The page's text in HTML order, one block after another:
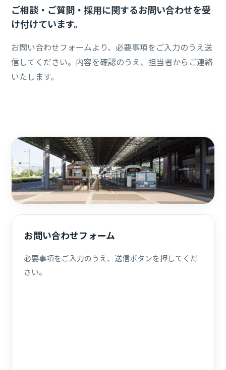
ご相談・ご質問・採用に関するお問い合わせを受
け付けています。
お問い合わせフォームより、必要事項をご入力のうえ送
信してください。内容を確認のうえ、担当者からご連絡
いたします。
お問い合わせフォーム
必要事項をご入力のうえ、送信ボタンを押してくだ
さい。